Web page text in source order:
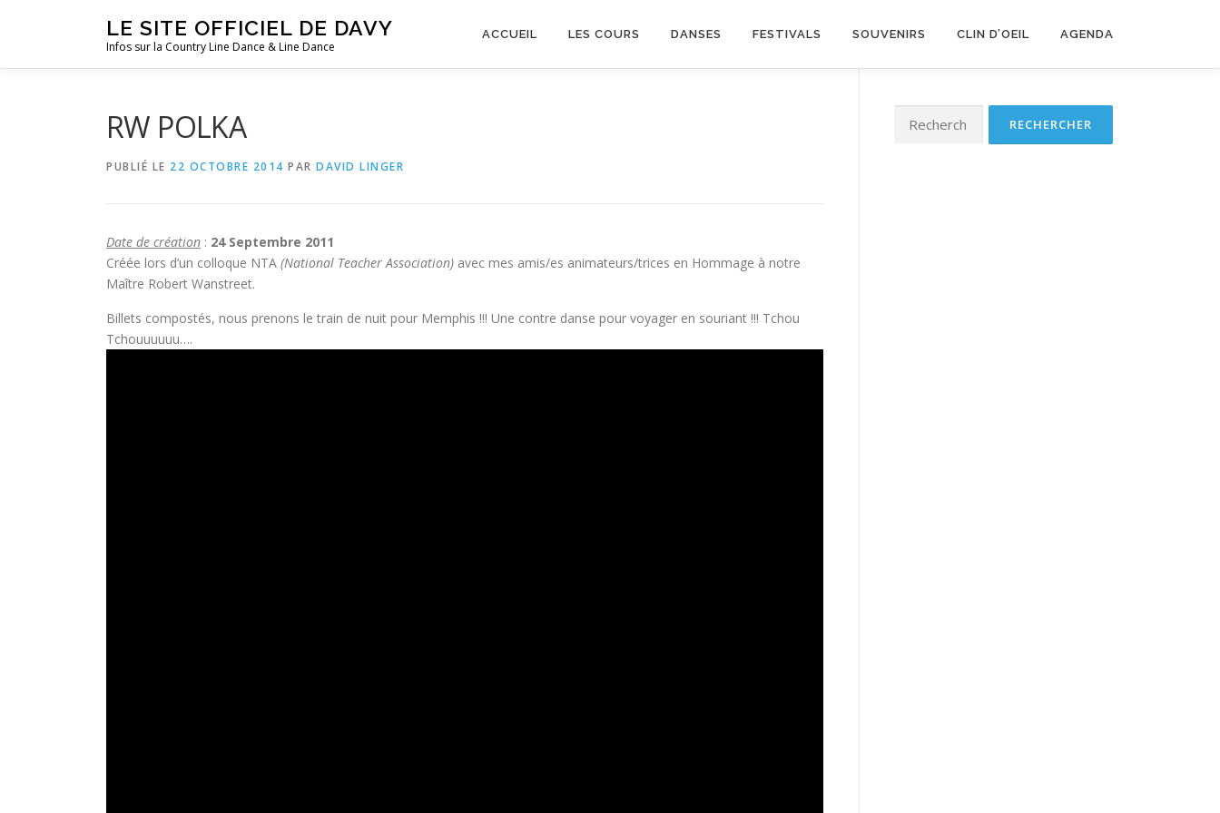
LE SITE OFFICIEL DE DAVY
Infos sur la Country Line Dance & Line Dance
ACCUEIL LES COURS DANSES FESTIVALS SOUVENIRS CLIN D’OEIL AGENDA
RW POLKA
PUBLIÉ LE 22 OCTOBRE 2014 PAR DAVID LINGER
Date de création : 24 Septembre 2011
Créée lors d’un colloque NTA (National Teacher Association) avec mes amis/es animateurs/trices en Hommage à notre
Maître Robert Wanstreet.
Billets compostés, nous prenons le train de nuit pour Memphis !!! Une contre danse pour voyager en souriant !!! Tchou
Tchouuuuuu….